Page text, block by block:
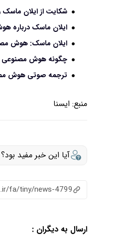
شکایت از ایلان ماسک
ایلان ماسک درباره
ایلان ماسک: هوش مصنوعی تا سال ۲۰۲۶ از
چگونه هوش مصنوعی
ترجمه صوتی هوش
منبع: ايسنا
آیا این خبر مفید بود؟
fa/tiny/news-4799
ارسال به دیگران :